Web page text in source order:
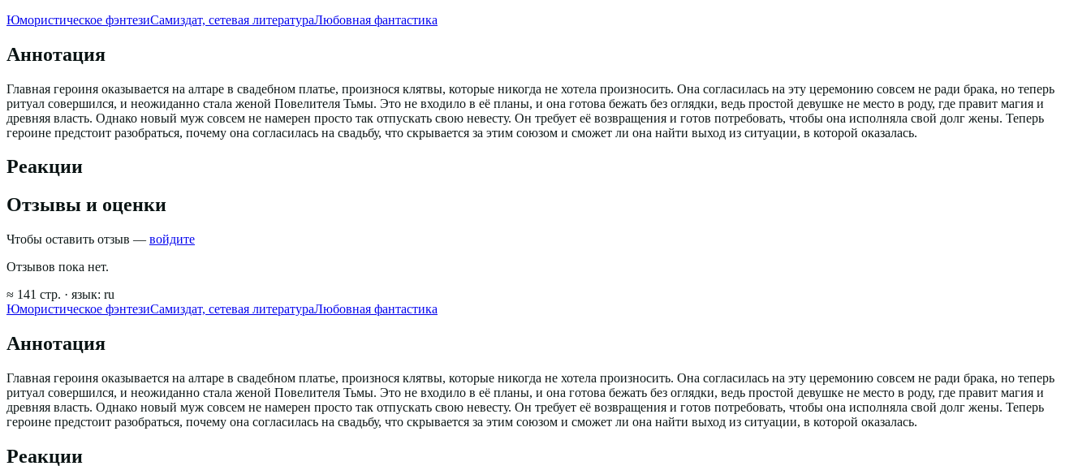
Юмористическое фэнтезиСамиздат, сетевая литератураЛюбовная фантастика
Аннотация
Главная героиня оказывается на алтаре в свадебном платье, произнося клятвы, которые никогда не хотела произносить. Она согласилась на эту церемонию совсем не ради брака, но теперь
ритуал совершился, и неожиданно стала женой Повелителя Тьмы. Это не входило в её планы, и она готова бежать без оглядки, ведь простой девушке не место в роду, где правит магия и
древняя власть. Однако новый муж совсем не намерен просто так отпускать свою невесту. Он требует её возвращения и готов потребовать, чтобы она исполняла свой долг жены. Теперь
героине предстоит разобраться, почему она согласилась на свадьбу, что скрывается за этим союзом и сможет ли она найти выход из ситуации, в которой оказалась.
Реакции
Отзывы и оценки
Чтобы оставить отзыв — войдите
Отзывов пока нет.
≈ 141 стр. · язык: ru
Юмористическое фэнтезиСамиздат, сетевая литератураЛюбовная фантастика
Аннотация
Главная героиня оказывается на алтаре в свадебном платье, произнося клятвы, которые никогда не хотела произносить. Она согласилась на эту церемонию совсем не ради брака, но теперь
ритуал совершился, и неожиданно стала женой Повелителя Тьмы. Это не входило в её планы, и она готова бежать без оглядки, ведь простой девушке не место в роду, где правит магия и
древняя власть. Однако новый муж совсем не намерен просто так отпускать свою невесту. Он требует её возвращения и готов потребовать, чтобы она исполняла свой долг жены. Теперь
героине предстоит разобраться, почему она согласилась на свадьбу, что скрывается за этим союзом и сможет ли она найти выход из ситуации, в которой оказалась.
Реакции